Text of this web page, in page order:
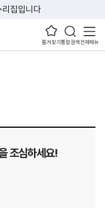
집입니다
즐겨찾기통합검색전체메뉴
조심하세요!